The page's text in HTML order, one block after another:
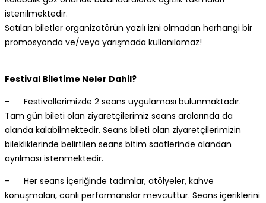
istenilmektedir.
Satılan biletler organizatörün yazılı izni olmadan herhangi bir
promosyonda ve/veya yarışmada kullanılamaz!
Festival Biletime Neler Dahil?
- Festivallerimizde 2 seans uygulaması bulunmaktadır.
Tam gün bileti olan ziyaretçilerimiz seans aralarında da
alanda kalabilmektedir. Seans bileti olan ziyaretçilerimizin
bilekliklerinde belirtilen seans bitim saatlerinde alandan
ayrılması istenmektedir.
- Her seans içeriğinde tadımlar, atölyeler, kahve
konuşmaları, canlı performanslar mevcuttur. Seans içeriklerini